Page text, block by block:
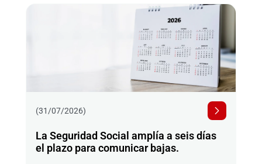
(31/07/2026)
La Seguridad Social amplía a seis días
el plazo para comunicar bajas.